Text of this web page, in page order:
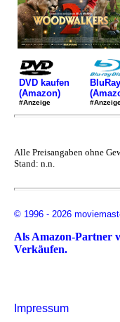
DVD kaufen
(Amazon)
#Anzeige
Alle Preisangaben ohne
Stand: n.n.
© 1996 - 2026
Als Amazon-Partner
Verkäufen.
Impressum